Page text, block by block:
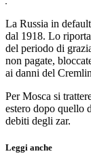
La Russia in
dal 1918. Lo
del periodo di
non pagate,
ai danni del
Per Mosca si
estero dopo quello
debiti degli zar.
Leggi anche